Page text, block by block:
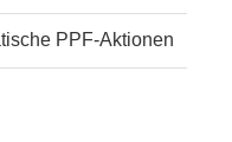
PPF-Aktionen